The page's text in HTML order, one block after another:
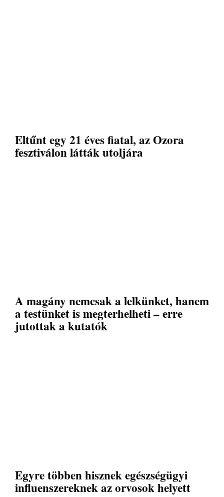
Eltűnt egy 21 éves fiatal, az Ozora
fesztiválon látták utoljára
A magány nemcsak a lelkünket, hanem
a testünket is megterhelheti – erre
jutottak a kutatók
Egyre többen hisznek egészségügyi
influenszereknek az orvosok helyett